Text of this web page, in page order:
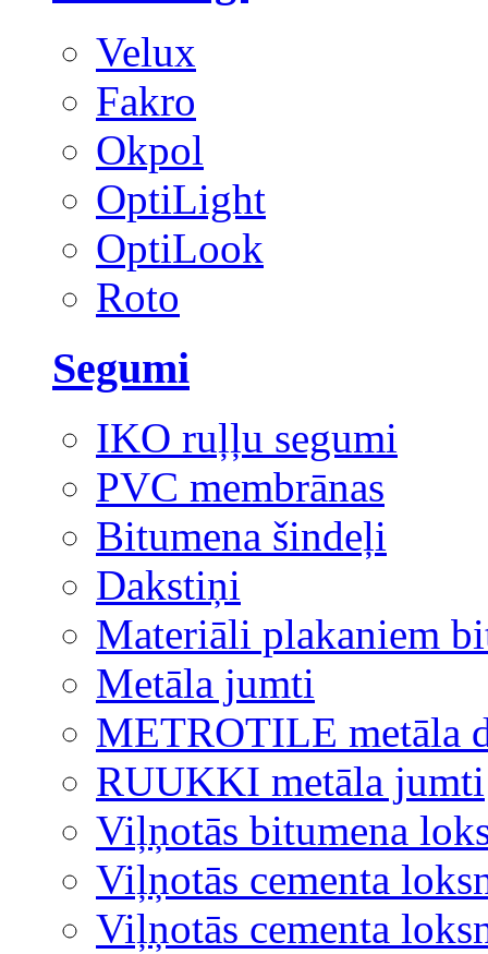
Velux
Fakro
Okpol
OptiLight
OptiLook
Roto
Segumi
IKO ruļļu segumi
PVC membrānas
Bitumena šindeļi
Dakstiņi
Materiāli plakaniem
Metāla jumti
METROTILE metāla
RUUKKI metāla jumti
Viļņotās bitumena
Viļņotās cementa
Viļņotās cementa